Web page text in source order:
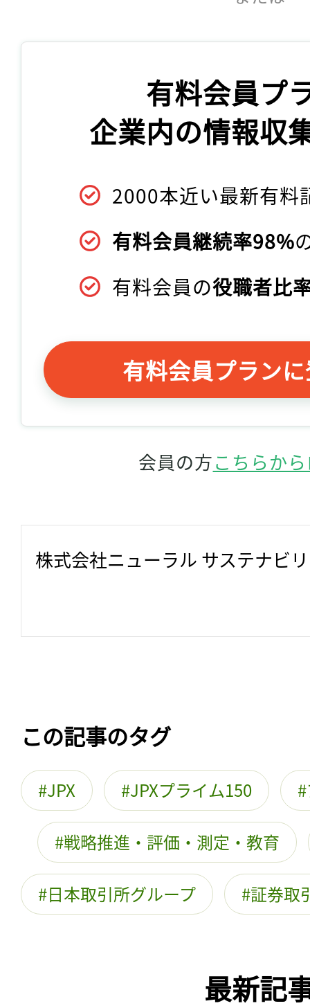
有料会員プ
企業内の情報収
2000本近い最新有料
有料会員継続率98%
有料会員の役職者比
有料会員プラン
会員の方こちらか
株式会社ニューラル サステナビ
この記事のタグ
JPX JPXプライム150
戦略推進・評価・測定・教育
日本取引所グループ 証券取
最新記